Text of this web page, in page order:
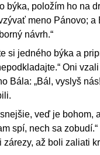
býka, položím ho na
meno Pánovo; a
návrh.“
si jedného býka a
Oni
Bála: „Bál, vyslyš
veď je bohom,
spí, nech sa
až boli zaliati